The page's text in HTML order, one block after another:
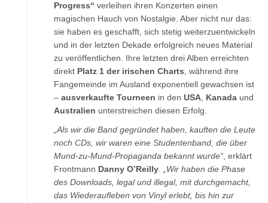
Progress“ verleihen ihren Konzerten einen
magischen Hauch von Nostalgie. Aber nicht nur das:
sie haben es geschafft, sich stetig weiterzuentwickeln
und in der letzten Dekade erfolgreich neues Material
zu veröffentlichen. Ihre letzten drei Alben erreichten
direkt Platz 1 der irischen Charts , während ihre
Fangemeinde im Ausland exponentiell gewachsen ist
– ausverkaufte Tourneen in den USA Kanada und
Australien unterstreichen diesen Erfolg.
„Als wir die Band gegründet haben, kauften die Leute
noch CDs, wir waren eine Studentenband, die über
Mund-zu-Mund-Propaganda bekannt wurde“ , erklärt
Frontmann Danny O’Reilly
„Wir haben die Phase
des Downloads, legal und illegal, mit durchgemacht,
das Wiederaufleben von Vinyl erlebt, bis hin zur